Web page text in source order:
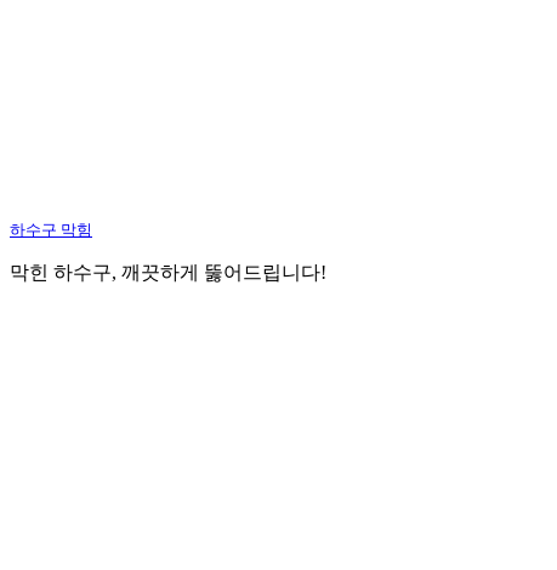
하수구 막힘
막힌 하수구, 깨끗하게 뚫어드립니다!